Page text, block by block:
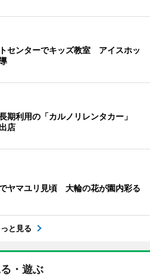
センターでキッズ教室 アイスホッ
期利用の「カルノリレンタカー」
店
ヤマユリ見頃 大輪の花が園内彩る
と見る
・遊ぶ